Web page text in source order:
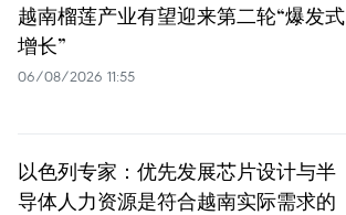
越南榴莲产业有望迎来第二轮“爆发式
增长”
06/08/2026 11:55
以色列专家：优先发展芯片设计与半
导体人力资源是符合越南实际需求的